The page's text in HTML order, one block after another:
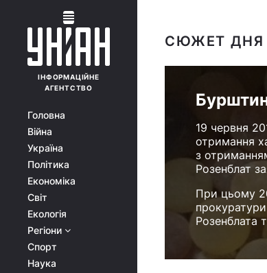
ІНФОРМАЦІЙНЕ
АГЕНТСТВО
Головна
Війна
Україна
Політика
Економіка
Світ
Екологія
Регіони
Спорт
Наука
СЮЖЕТ ДНЯ
19 червня
отримання
з
Розенблат
При цьому
Розенблата